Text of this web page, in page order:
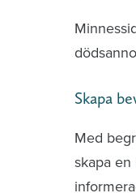
Skapa
Med
skapa